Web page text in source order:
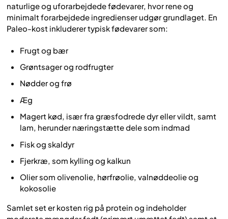
naturlige og uforarbejdede fødevarer, hvor rene og
minimalt forarbejdede ingredienser udgør grundlaget. En
Paleo-kost inkluderer typisk fødevarer som:
Frugt og bær
Grøntsager og rodfrugter
Nødder og frø
Æg
Magert kød, især fra græsfodrede dyr eller vildt, samt
lam, herunder næringstætte dele som indmad
Fisk og skaldyr
Fjerkræ, som kylling og kalkun
Olier som olivenolie, hørfrøolie, valnøddeolie og
kokosolie
Samlet set er kosten rig på protein og indeholder